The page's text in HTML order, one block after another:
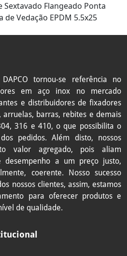
Flangeado Ponta
Vedação EPDM 5.5x25
tornou-se referência no
em aço inox no mercado
e distribuidores de fixadores
arruelas, barras, rebites e demais
316 e 410, o que possibilita o
pedidos. Além disto, nossos
valor agregado, pois aliam
desempenho a um preço justo,
coerente. Nosso sucesso
nossos clientes, assim, estamos
para oferecer produtos e
de qualidade.